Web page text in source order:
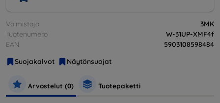
Valmistaja
3MK
Tuotenumero
W-31UP-XMF4f
EAN
5903108598484
Suojakalvot
Näytönsuojat
Arvostelut (0) Tuotepaketti